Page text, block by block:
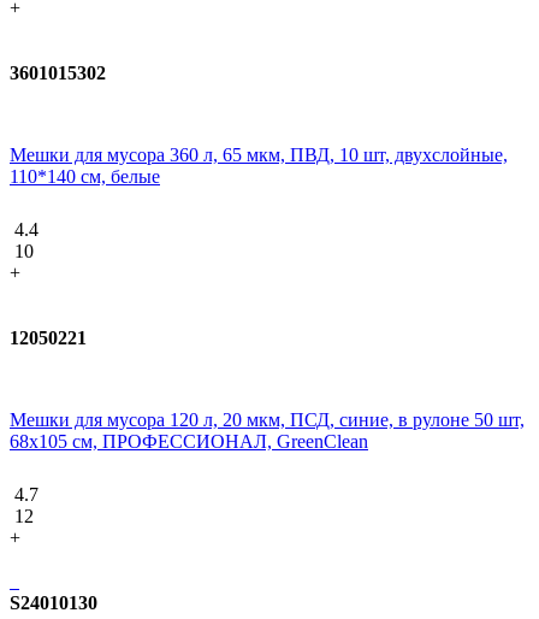
+
3601015302
Мешки для мусора 360 л, 65 мкм, ПВД, 10 шт, двухслойные,
110*140 см, белые
4.4
10
+
12050221
Мешки для мусора 120 л, 20 мкм, ПСД, синие, в рулоне 50 шт,
68х105 см, ПРОФЕССИОНАЛ, GreenClean
4.7
12
+
S24010130